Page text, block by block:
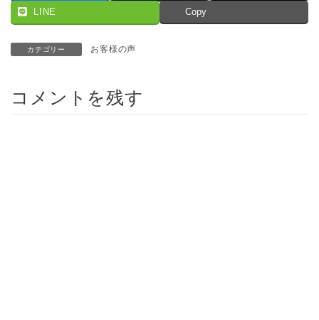
LINE Copy
カテゴリー お客様の声
コメントを残す